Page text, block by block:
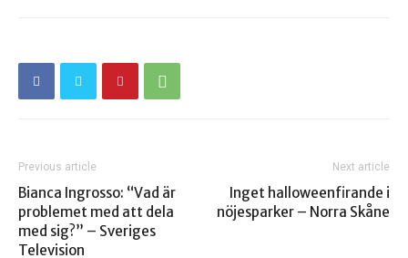
Previous article
Bianca Ingrosso: “Vad är
problemet med att dela
med sig?” – Sveriges
Television
Next article
Inget halloweenfirande i
nöjesparker – Norra Skåne